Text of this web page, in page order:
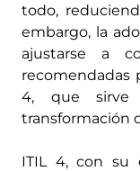
todo,
embargo, la
ajustarse a
recomendadas
4, que sirve
transformación
ITIL 4, con su